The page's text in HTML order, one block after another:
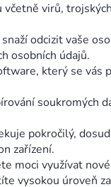
virů,
odcizit vaše
osobních údajů.
který se vás
soukromých
pokročilý,
zařízení.
moci využívat
vysokou úroveň